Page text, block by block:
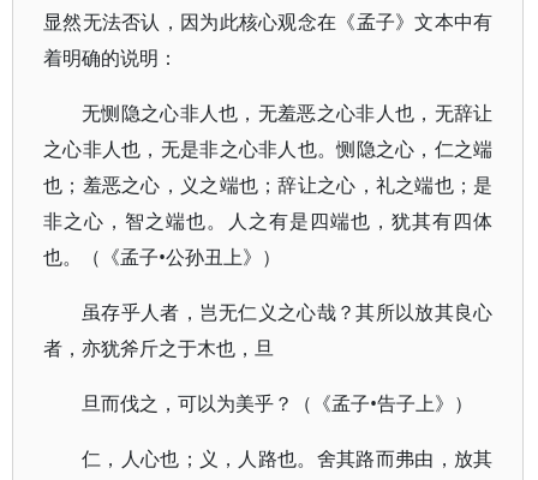
显然无法否认，因为此核心观念在《孟子》文本中有
着明确的说明：
无恻隐之心非人也，无羞恶之心非人也，无辞让
之心非人也，无是非之心非人也。恻隐之心，仁之端
也；羞恶之心，义之端也；辞让之心，礼之端也；是
非之心，智之端也。人之有是四端也，犹其有四体
也。（《孟子•公孙丑上》）
虽存乎人者，岂无仁义之心哉？其所以放其良心
者，亦犹斧斤之于木也，旦
旦而伐之，可以为美乎？（《孟子•告子上》）
仁，人心也；义，人路也。舍其路而弗由，放其